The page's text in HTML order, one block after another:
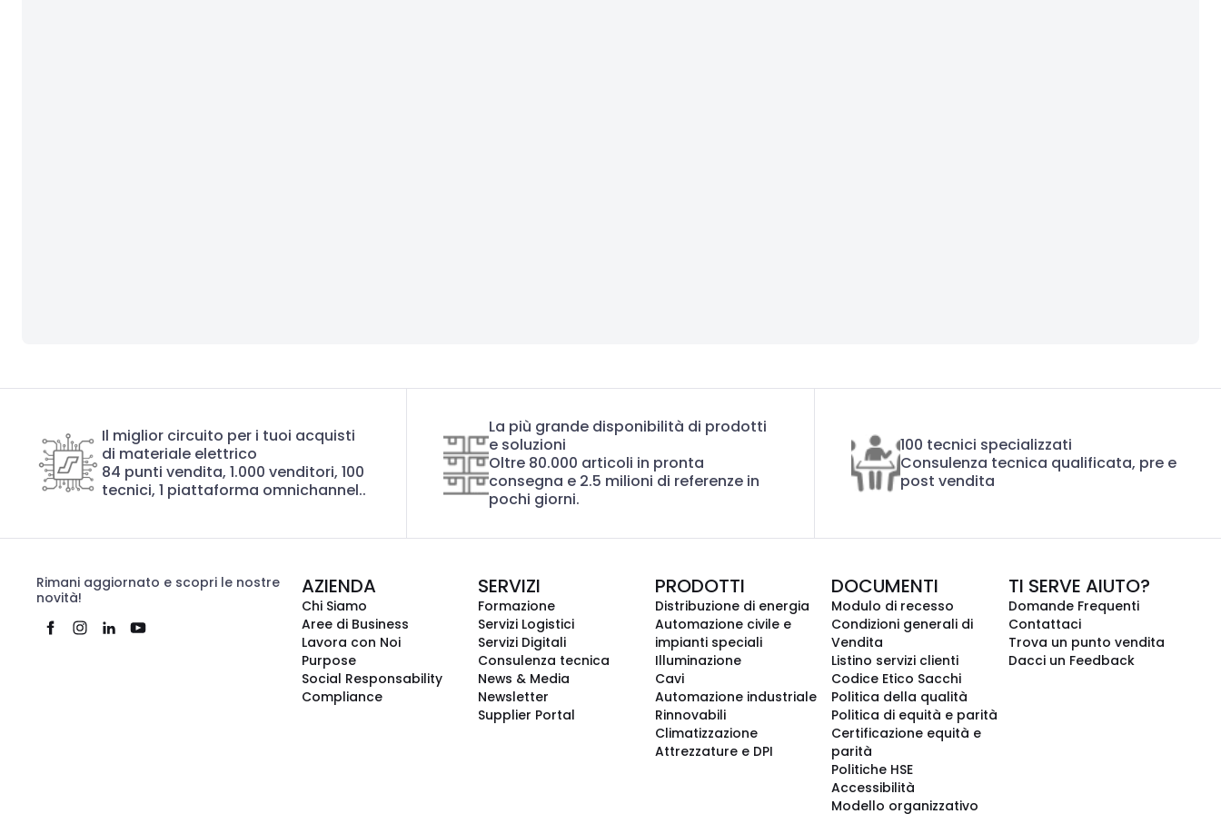
Il miglior circuito per i tuoi acquisti
di materiale elettrico
84 punti vendita, 1.000 venditori, 100
tecnici, 1 piattaforma omnichannel..
La più grande disponibilità di prodotti
e soluzioni
Oltre 80.000 articoli in pronta
consegna e 2.5 milioni di referenze in
pochi giorni.
100 tecnici specializzati
Consulenza tecnica qualificata, pre e
post vendita
Rimani aggiornato e scopri le nostre
novità!
AZIENDA
Chi Siamo
Aree di Business
Lavora con Noi
Purpose
Social Responsability
Compliance
SERVIZI
Formazione
Servizi Logistici
Servizi Digitali
Consulenza tecnica
News & Media
Newsletter
Supplier Portal
PRODOTTI
Distribuzione di energia
Automazione civile e
impianti speciali
Illuminazione
Cavi
Automazione industriale
Rinnovabili
Climatizzazione
Attrezzature e DPI
DOCUMENTI
Modulo di recesso
Condizioni generali di
Vendita
Listino servizi clienti
Codice Etico Sacchi
Politica della qualità
Politica di equità e parità
Certificazione equità e
parità
Politiche HSE
Accessibilità
Modello organizzativo
TI SERVE AIUTO?
Domande Frequenti
Contattaci
Trova un punto vendita
Dacci un Feedback